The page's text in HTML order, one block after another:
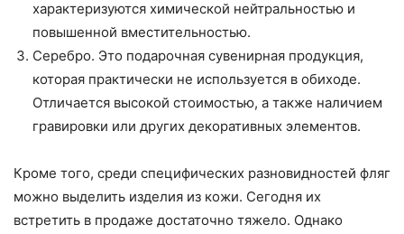
характеризуются химической нейтральностью и
повышенной вместительностью.
Серебро. Это подарочная сувенирная продукция,
которая практически не используется в обиходе.
Отличается высокой стоимостью, а также наличием
гравировки или других декоративных элементов.
Кроме того, среди специфических разновидностей фляг
можно выделить изделия из кожи. Сегодня их
встретить в продаже достаточно тяжело. Однако